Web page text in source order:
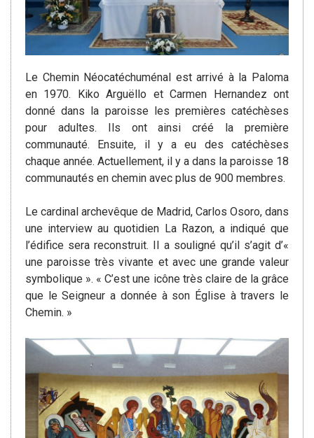
Le Chemin Néocatéchuménal est arrivé à la Paloma
en 1970. Kiko Arguëllo et Carmen Hernandez ont
donné dans la paroisse les premières catéchèses
pour adultes. Ils ont ainsi créé la première
communauté. Ensuite, il y a eu des catéchèses
chaque année. Actuellement, il y a dans la paroisse 18
communautés en chemin avec plus de 900 membres.
Le cardinal archevêque de Madrid, Carlos Osoro, dans
une interview au quotidien La Razon, a indiqué que
l’édifice sera reconstruit. Il a souligné qu’il s’agit d’«
une paroisse très vivante et avec une grande valeur
symbolique ». « C’est une icône très claire de la grâce
que le Seigneur a donnée à son Église à travers le
Chemin. »